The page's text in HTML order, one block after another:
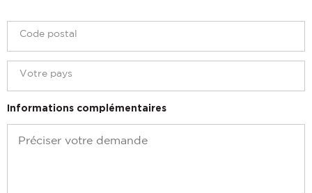
Informations complémentaires